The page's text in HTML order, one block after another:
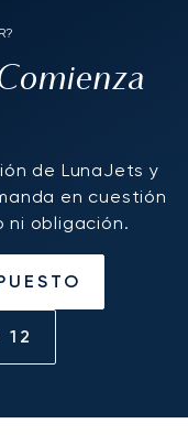
de LunaJets y
en cuestión
ni obligación.